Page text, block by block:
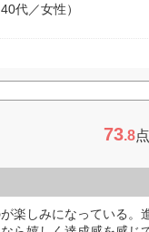
代／女性）
73.8点
楽しみになっている。